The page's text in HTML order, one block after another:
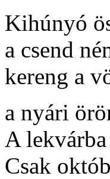
Kihúnyó
a csend
kereng a
a nyári
A lekvárba
Csak